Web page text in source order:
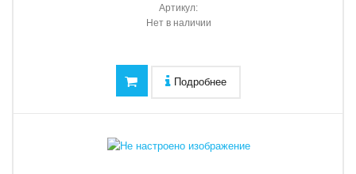
Артикул:
Нет в наличии
Подробнее